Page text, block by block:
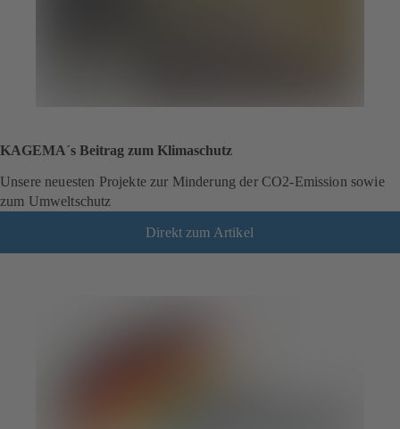
KAGEMA´s Beitrag zum Klimaschutz
Unsere neuesten Projekte zur Minderung der CO2-Emission sowie
zum Umweltschutz
Direkt zum Artikel